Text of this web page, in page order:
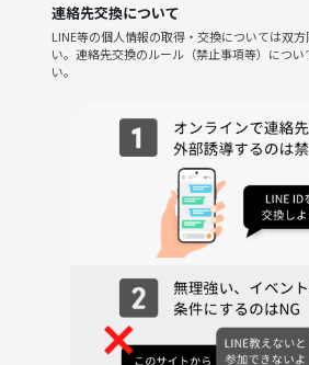
申込&体験に来られ、ほぼ全員がリピート！
誰もが安心して楽しめる雰囲気だと言い切
・但し音信不通は心配するのでダメです。
・選手の邪魔になることだけNG
・いつでも抜けられます（以降連絡しません
世界イチ気楽なサポーターとして
ぜひ遊びに来てください！
選手たちも観戦してもらえるだけでも、
やる気が全然違います！
『絶対にプロ野球観戦では味わえない』
連絡先交換について
LINE等の個人情報の取得・交換については双
い。連絡先交換のルール（禁止事項等）につい
い。